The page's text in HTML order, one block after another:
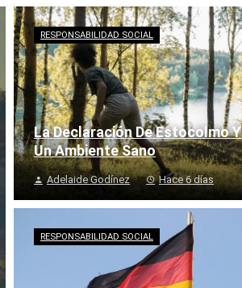
RESPONSABILIDAD SOCIAL
La Declaración De Estocolmo
Un Ambiente Sano
Adelaide Godínez Hace 6 días
RESPONSABILIDAD SOCIAL